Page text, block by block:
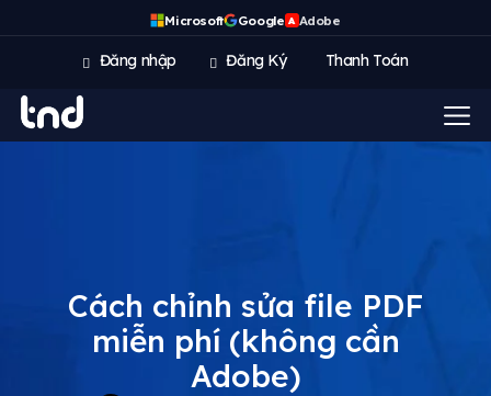
Microsoft Google A Adobe
Đăng nhập Đăng Ký Thanh Toán
Cách chỉnh sửa file PDF
miễn phí (không cần
Adobe)